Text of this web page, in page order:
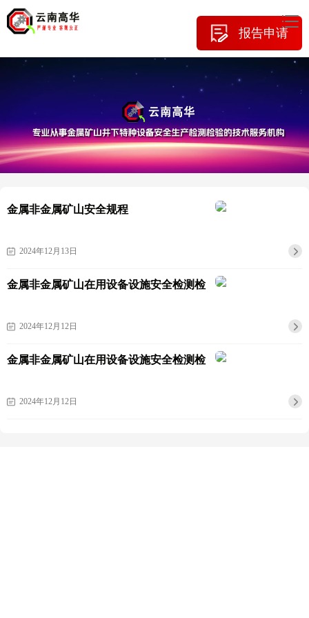
报告申请
金属非金属矿山安全规程
2024年12月13日
金属非金属矿山在用设备设施安全检测检
2024年12月12日
金属非金属矿山在用设备设施安全检测检
2024年12月12日